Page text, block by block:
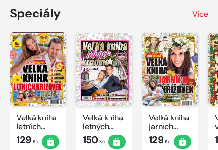
Speciály Více
Velká kniha
letních
křížovek
2026
129 Kč
Velká kniha
letných
krížoviek s
TV JOJ
150Kč
Velká kniha
jarních
křížovek
2026
129 Kč